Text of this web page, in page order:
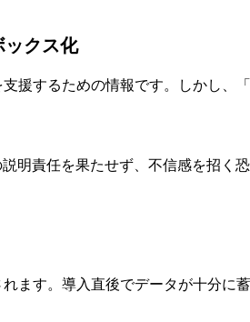
ックス化
援するための情報です。しかし
明責任を果たせず、不信感を招
ます。導入直後でデータが十分